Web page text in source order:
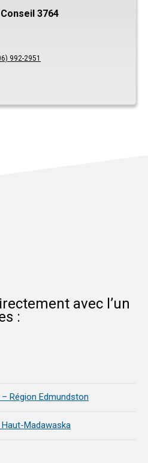
3764
992-2951
avec l’un
:
Région Edmundston
Madawaska